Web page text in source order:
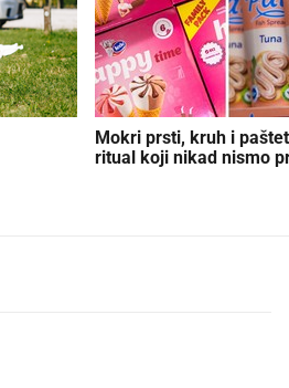
Mokri prsti, kruh i
ritual koji nikad nismo